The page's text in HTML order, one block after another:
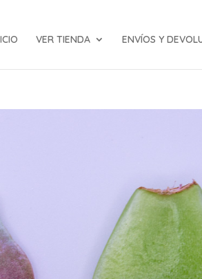
VER TIENDA ENVÍOS Y